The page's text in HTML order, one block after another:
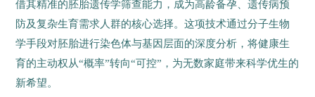
借其精准的胚胎遗传学筛查能力，成为高龄备孕、遗传病预
防及复杂生育需求人群的核心选择。这项技术通过分子生物
学手段对胚胎进行染色体与基因层面的深度分析，将健康生
育的主动权从“概率”转向“可控”，为无数家庭带来科学优生的
新希望。